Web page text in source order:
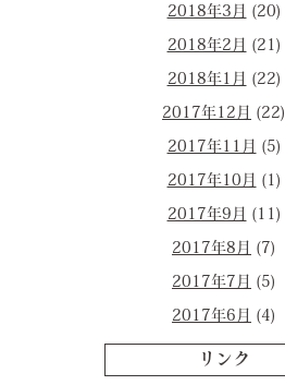
2018年3月 (20)
2018年2月 (21)
2018年1月 (22)
2017年12月 (22)
2017年11月 (5)
2017年10月 (1)
2017年9月 (11)
2017年8月 (7)
2017年7月 (5)
2017年6月 (4)
リンク